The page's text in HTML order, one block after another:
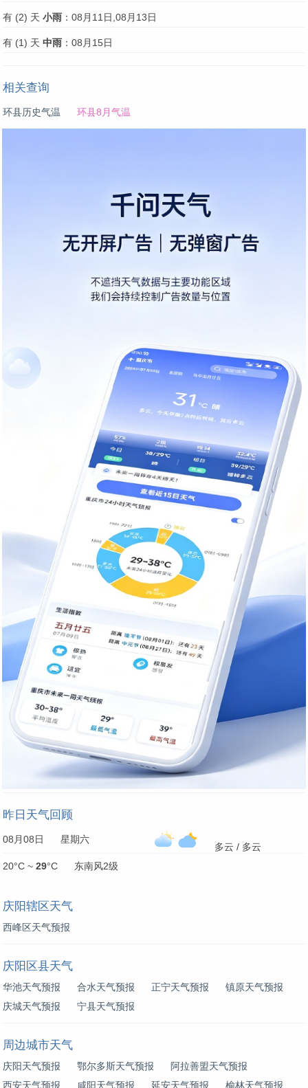
有 (2) 天 小雨 ：08月11日,08月13日
有 (1) 天 中雨 ：08月15日
相关查询
环县历史气温 环县8月气温
昨日天气回顾
08月08日 星期六
多云 / 多云
20°C ~ 29°C 东南风2级
庆阳辖区天气
西峰区天气预报
庆阳区县天气
华池天气预报 合水天气预报 正宁天气预报
镇原天气预报
庆城天气预报
宁县天气预报
周边城市天气
庆阳天气预报 鄂尔多斯天气预报
阿拉善盟天气预报
西安天气预报
咸阳天气预报 延安天气预报 榆林天气预报